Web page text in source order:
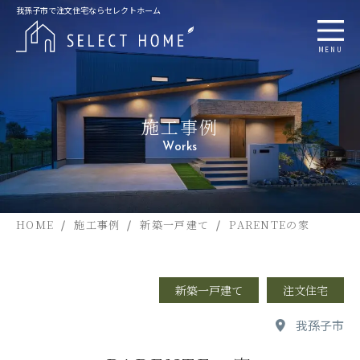
我孫子市で注文住宅ならセレクトホーム
MENU
施工事例
Works
HOME 施工事例 新築一戸建て PARENTEの家
新築一戸建て 注文住宅
我孫子市